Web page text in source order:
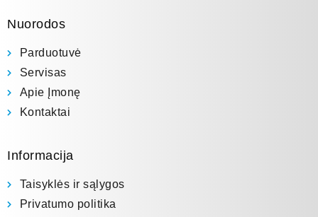
Nuorodos
Parduotuvė
Servisas
Apie Įmonę
Kontaktai
Informacija
Taisyklės ir sąlygos
Privatumo politika